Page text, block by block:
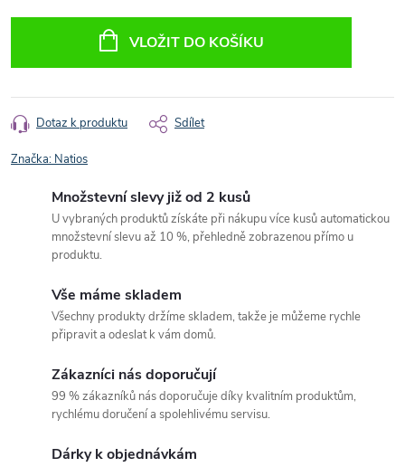
VLOŽIT DO KOŠÍKU
Dotaz k produktu Sdílet
Značka: Natios
Množstevní slevy již od 2 kusů
U vybraných produktů získáte při nákupu více kusů automatickou
množstevní slevu až 10 %, přehledně zobrazenou přímo u
produktu.
Vše máme skladem
Všechny produkty držíme skladem, takže je můžeme rychle
připravit a odeslat k vám domů.
Zákazníci nás doporučují
99 % zákazníků nás doporučuje díky kvalitním produktům,
rychlému doručení a spolehlivému servisu.
Dárky k objednávkám